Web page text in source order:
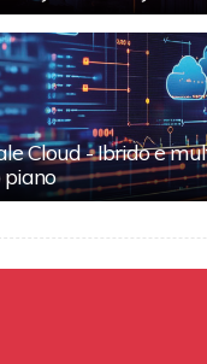
Cloud - Ibrido e